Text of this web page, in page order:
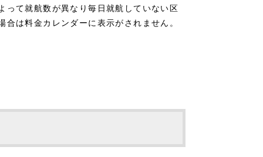
って就航数が異なり毎日就航していない区
は料金カレンダーに表示がされません。